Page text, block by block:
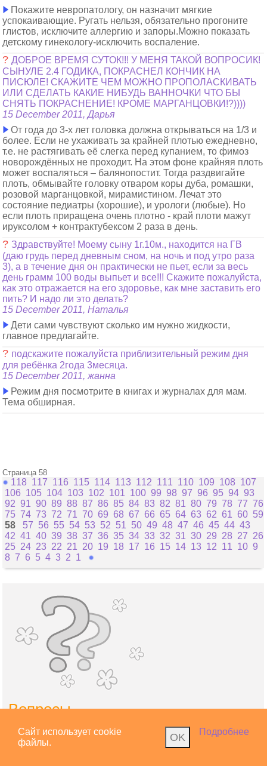
Покажите невропатологу, он назначит мягкие
успокаивающие. Ругать нельзя, обязательно прогоните
глистов, исключите аллергию и запоры.Можно показать
детскому гинекологу-исключить воспаление.
?ДОБРОЕ ВРЕМЯ СУТОК!!! У МЕНЯ ТАКОЙ ВОПРОСИК!
СЫНУЛЕ 2.4 ГОДИКА, ПОКРАСНЕЛ КОНЧИК НА
ПИСЮЛЕ! СКАЖИТЕ ЧЕМ МОЖНО ПРОПОЛАСКИВАТЬ
ИЛИ СДЕЛАТЬ КАКИЕ НИБУДЬ ВАННОЧКИ ЧТО БЫ
СНЯТЬ ПОКРАСНЕНИЕ! КРОМЕ МАРГАНЦОВКИ!?))))
15 December 2011, Дарья
От года до 3-х лет головка должна открываться на 1/3 и
более. Если не ухаживать за крайней плотью ежедневно,
т.е. не растягивать её слегка перед купанием, то фимоз
новорождённых не проходит. На этом фоне крайняя плоть
может воспаляться – балянопостит. Тогда раздвигайте
плоть, обмывайте головку отваром коры дуба, ромашки,
розовой марганцовкой, мирамистином. Лечат это
состояние педиатры (хорошие), и урологи (любые). Но
если плоть приращена очень плотно - край плоти мажут
ируксолом + контрактубексом 2 раза в день.
? Здравствуйте! Моему сыну 1г.10м., находится на ГВ
(даю грудь перед дневным сном, на ночь и под утро раза
3), а в течение дня он практически не пьет, если за весь
день грамм 100 воды выпьет и все!!! Скажите пожалуйста,
как это отражается на его здоровье, как мне заставить его
пить? И надо ли это делать?
15 December 2011, Наталья
Дети сами чувствуют сколько им нужно жидкости,
главное предлагайте.
? подскажите пожалуйста приблизительный режим дня
для ребёнка 2года 3месяца.
15 December 2011, жанна
Режим дня посмотрите в книгах и журналах для мам.
Тема обширная.
Страница 58
118 117 116 115 114 113 112 111 110 109 108 107
106 105 104 103 102 101 100 99 98 97 96 95 94 93
92 91 90 89 88 87 86 85 84 83 82 81 80 79 78 77 76
75 74 73 72 71 70 69 68 67 66 65 64 63 62 61 60 59
58
57 56 55 54 53 52 51 50 49 48 47 46 45 44 43
42 41 40 39 38 37 36 35 34 33 32 31 30 29 28 27 26
25 24 23 22 21 20 19 18 17 16 15 14 13 12 11 10 9
8 7 6 5 4 3 2 1
Вопросы
О беременности
О грудном вскармливании
Сайт использует cookie
файлы.
OK Подробнее